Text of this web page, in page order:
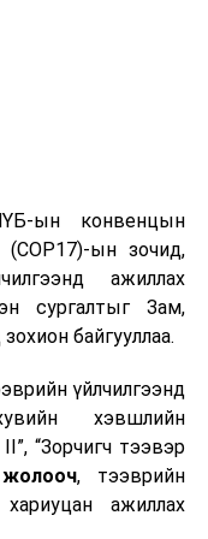
нутаг, төвийн
15-нд баруун
төвийн аймгуудын
хойд хэсгээр,
нутгаараа
салбар уулсаар,
16-нд тал хээрийн
ширүүснэ. Алтай,
Завхан голын эх,
Байдраг голын
ын конвенцын
ын зочид,
ажиллах
сургалтыг Зам,
байгууллаа.
үйлчилгээнд
хэвшлийн
“Зорчигч тээвэр
, тээврийн
ажиллах